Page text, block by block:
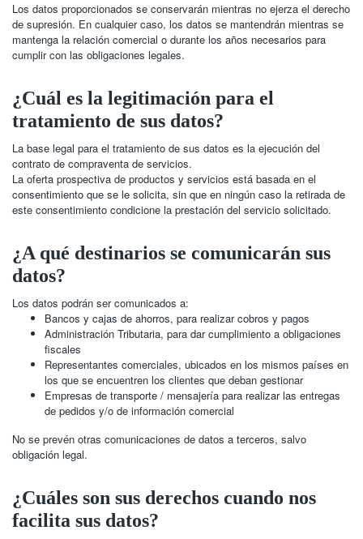
Los datos proporcionados se conservarán mientras no ejerza el derecho
de supresión. En cualquier caso, los datos se mantendrán mientras se
mantenga la relación comercial o durante los años necesarios para
cumplir con las obligaciones legales.
¿Cuál es la legitimación para el
tratamiento de sus datos?
La base legal para el tratamiento de sus datos es la ejecución del
contrato de compraventa de servicios.
La oferta prospectiva de productos y servicios está basada en el
consentimiento que se le solicita, sin que en ningún caso la retirada de
este consentimiento condicione la prestación del servicio solicitado.
¿A qué destinarios se comunicarán sus
datos?
Los datos podrán ser comunicados a:
Bancos y cajas de ahorros, para realizar cobros y pagos
Administración Tributaria, para dar cumplimiento a obligaciones
fiscales
Representantes comerciales, ubicados en los mismos países en
los que se encuentren los clientes que deban gestionar
Empresas de transporte / mensajería para realizar las entregas
de pedidos y/o de información comercial
No se prevén otras comunicaciones de datos a terceros, salvo
obligación legal.
¿Cuáles son sus derechos cuando nos
facilita sus datos?